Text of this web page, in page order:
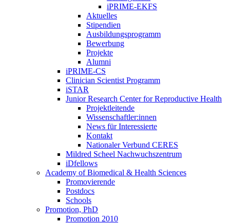
iPRIME-EKFS
Aktuelles
Stipendien
Ausbildungsprogramm
Bewerbung
Projekte
Alumni
iPRIME-CS
Clinician Scientist Programm
iSTAR
Junior Research Center for Reproductive Health
Projektleitende
Wissenschaftler:innen
News für Interessierte
Kontakt
Nationaler Verbund CERES
Mildred Scheel Nachwuchszentrum
iDfellows
Academy of Biomedical & Health Sciences
Promovierende
Postdocs
Schools
Promotion, PhD
Promotion 2010